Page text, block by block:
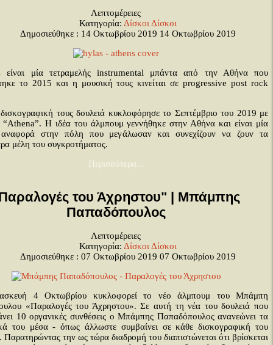
Λεπτομέρειες
Κατηγορία: Δίσκοι Δίσκοι
Δημοσιεύθηκε : 14 Οκτωβρίου 2019 14 Οκτωβρίου 2019
μία τετραμελής instrumental μπάντα από την Αθήνα που
το 2015 και η μουσική τους κινείται σε progressive post rock
τους δουλειά κυκλοφόρησε το Σεπτέμβριο του 2019 με
Η ιδέα του άλμπουμ γεννήθηκε στην Αθήνα και είναι μία
αναφορά στην πόλη που μεγάλωσαν και συνεχίζουν να ζουν τα
μέλη του συγκροτήματος.
Περισσότερα...
του Άχρηστου" | Μπάμπης
Παπαδόπουλος
Λεπτομέρειες
Κατηγορία: ΔίσκοιΔίσκοι
Δημοσιεύθηκε : 07 Οκτωβρίου 2019 07 Οκτωβρίου 2019
4 Οκτωβρίου κυκλοφορεί το νέο άλμπουμ του Μπάμπη
«Παραλογές του Άχρηστου». Σε αυτή τη νέα του δουλειά που
10 οργανικές συνθέσεις ο Μπάμπης Παπαδόπουλος ανανεώνει τα
του μέσα - όπως άλλωστε συμβαίνει σε κάθε δισκογραφική του
Παρατηρώντας την ως τώρα διαδρομή του διαπιστώνεται ότι βρίσκεται